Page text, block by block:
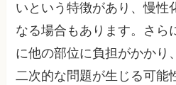
いという特徴があり、慢性
なる場合もあります。さら
に他の部位に負担がかかり
二次的な問題が生じる可能